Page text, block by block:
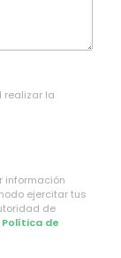
realizar la
información
ejercitar tus
de
Política de